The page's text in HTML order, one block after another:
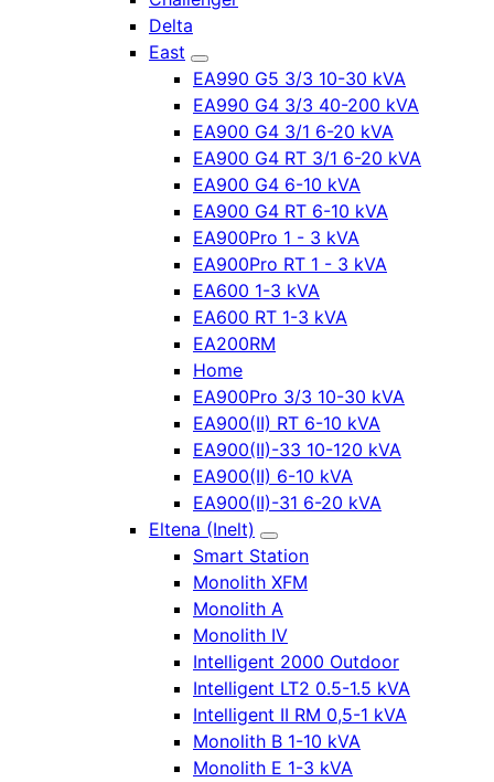
Delta
East
EA990 G5 3/3 10-30 kVA
EA990 G4 3/3 40-200 kVA
EA900 G4 3/1 6-20 kVA
EA900 G4 RT 3/1 6-20 kVA
EA900 G4 6-10 kVA
EA900 G4 RT 6-10 kVA
EA900Pro 1 - 3 kVA
EA900Pro RT 1 - 3 kVA
EA600 1-3 kVA
EA600 RT 1-3 kVA
EA200RM
Home
EA900Pro 3/3 10-30 kVA
EA900(II) RT 6-10 kVA
EA900(II)-33 10-120 kVA
EA900(II) 6-10 kVA
EA900(II)-31 6-20 kVA
Eltena (Inelt)
Smart Station
Monolith XFM
Monolith A
Monolith IV
Intelligent 2000 Outdoor
Intelligent LT2 0.5-1.5 kVA
Intelligent II RM 0,5-1 kVA
Monolith B 1-10 kVA
Monolith E 1-3 kVA